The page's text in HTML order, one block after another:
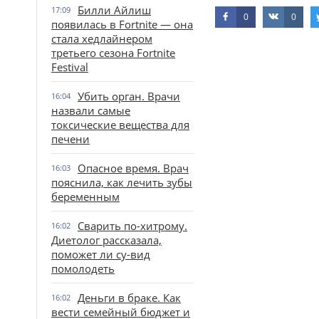
17:09
Билли Айлиш
появилась в Fortnite — она
стала хедлайнером
третьего сезона Fortnite
Festival
16:04
Убить орган. Врачи
назвали самые
токсические вещества для
печени
16:03
Опасное время. Врач
пояснила, как лечить зубы
беременным
16:02
Сварить по-хитрому.
Диетолог рассказала,
поможет ли су-вид
помолодеть
16:02
Деньги в браке. Как
вести семейный бюджет и
0 0